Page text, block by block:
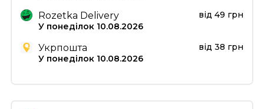
Rozetka Delivery
У понеділок 10.08.2026
від 49 грн
Укрпошта
У понеділок 10.08.2026
від 38 грн